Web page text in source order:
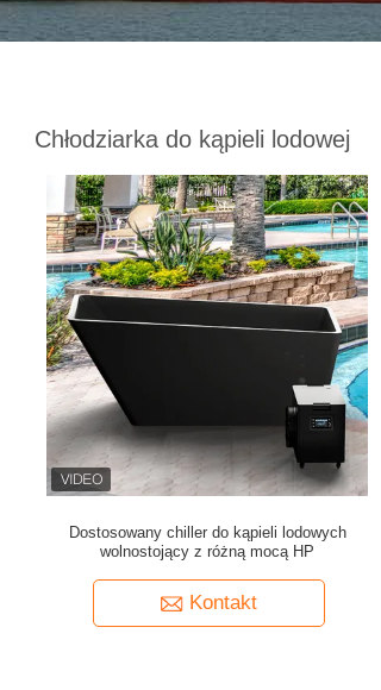
Chłodziarka do kąpieli lodowej
Dostosowany chiller do kąpieli lodowych
wolnostojący z różną mocą HP
Kontakt